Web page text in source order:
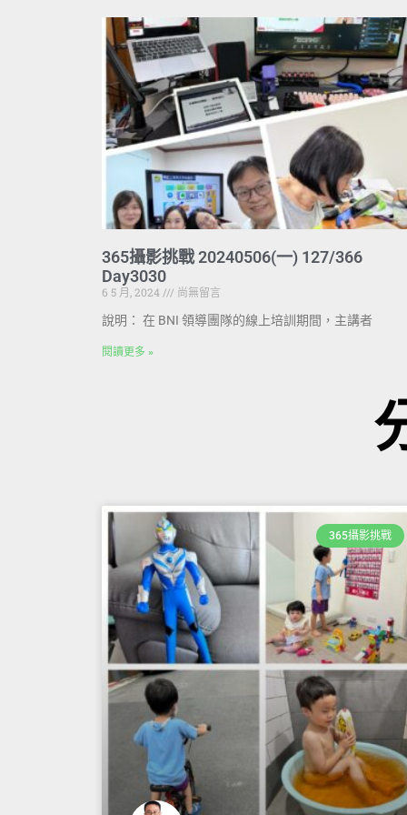
365攝影挑戰 20240506(一) 127/366
Day3030
6 5 月, 2024
尚無留言
說明： 在 BNI 領導團隊的線上培訓期間，主講者
閱讀更多 »
365攝影挑戰